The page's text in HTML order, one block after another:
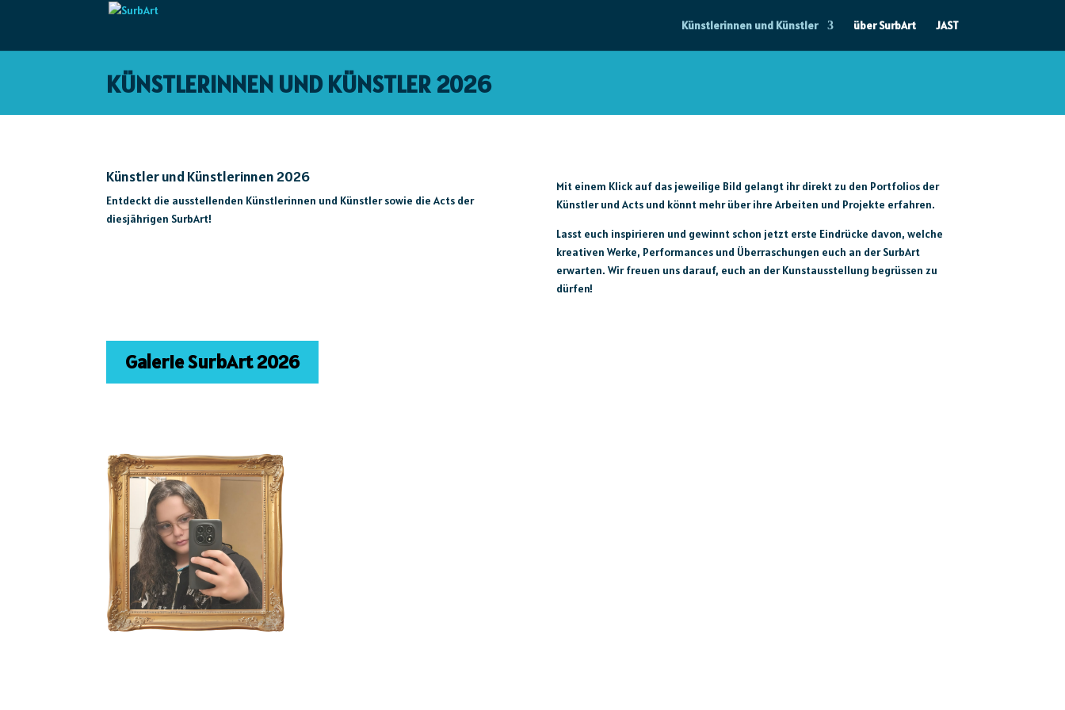
Künstlerinnen und Künstler über SurbArt JAST
KÜNSTLERINNEN UND KÜNSTLER 2026
Künstler und Künstlerinnen 2026
Entdeckt die ausstellenden Künstlerinnen und Künstler sowie die Acts der
diesjährigen SurbArt!
Mit einem Klick auf das jeweilige Bild gelangt ihr direkt zu den Portfolios der
Künstlerund Acts und könnt mehr über ihre Arbeiten und Projekte erfahren.
Lasst euch inspirieren und gewinnt schon jetzt erste Eindrücke davon, welche
kreativen Werke, Performances und Überraschungen euch an der SurbArt
erwarten. Wir freuen uns darauf, euch an der Kunstausstellung begrüssen zu
dürfen!
Galerie SurbArt 2026